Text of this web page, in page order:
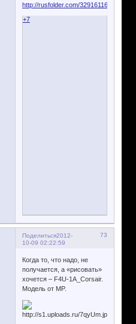
http://rusfolder.com/32916116
+7
Поделиться 73
2012-
10-09 02:22:59
Когда то, что надо, не
получается, а «рисовать»
хочется – F4U-1A_Corsair.
Модель от MP.